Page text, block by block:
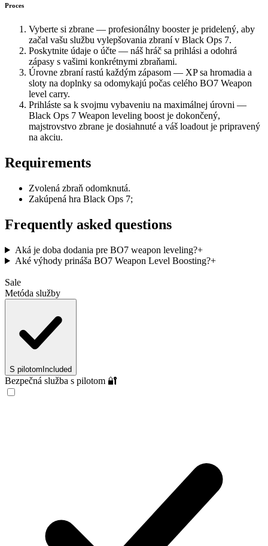
Proces
Vyberte si zbrane — profesionálny booster je pridelený, aby
začal vašu službu vylepšovania zbraní v Black Ops 7.
Poskytnite údaje o účte — náš hráč sa prihlási a odohrá
zápasy s vašimi konkrétnymi zbraňami.
Úrovne zbraní rastú každým zápasom — XP sa hromadia a
sloty na doplnky sa odomykajú počas celého BO7 Weapon
level carry.
Prihláste sa k svojmu vybaveniu na maximálnej úrovni —
Black Ops 7 Weapon leveling boost je dokončený,
majstrovstvo zbrane je dosiahnuté a váš loadout je pripravený
na akciu.
Requirements
Zvolená zbraň odomknutá.
Zakúpená hra Black Ops 7;
Frequently asked questions
Aká je doba dodania pre BO7 weapon leveling?+
Aké výhody prináša BO7 Weapon Level Boosting?+
Sale
Metóda služby
S pilotom Included
Bezpečná služba s pilotom 🔐